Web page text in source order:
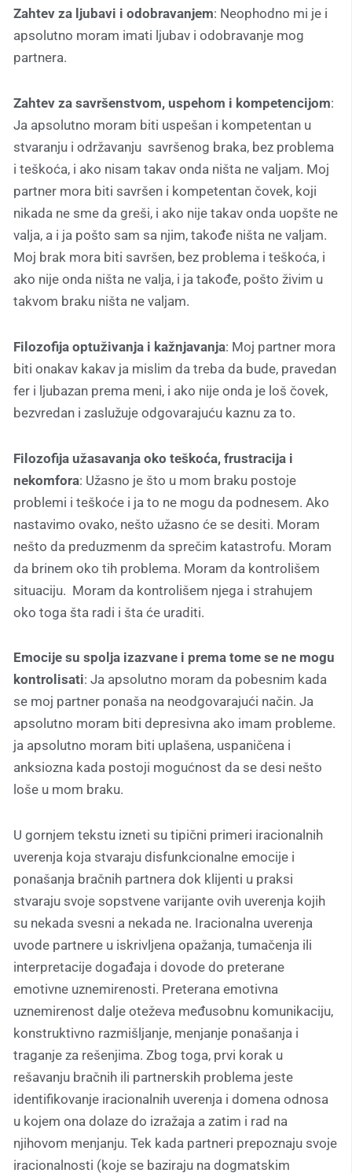
Zahtev za ljubavi i odobravanjem: Neophodno mi je i
apsolutno moram imati ljubav i odobravanje mog
partnera.
Zahtev za savršenstvom, uspehom i kompetencijom:
Ja apsolutno moram biti uspešan i kompetentan u
stvaranju i održavanju savršenog braka, bez problema
i teškoća, i ako nisam takav onda ništa ne valjam. Moj
partner mora biti savršen i kompetentan čovek, koji
nikada ne sme da greši, i ako nije takav onda uopšte ne
valja, a i ja pošto sam sa njim, takođe ništa ne valjam.
Moj brak mora biti savršen, bez problema i teškoća, i
ako nije onda ništa ne valja, i ja takođe, pošto živim u
takvom braku ništa ne valjam.
Filozofija optuživanja i kažnjavanja: Moj partner mora
biti onakav kakav ja mislim da treba da bude, pravedan
fer i ljubazan prema meni, i ako nije onda je loš čovek,
bezvredan i zaslužuje odgovarajuću kaznu za to.
Filozofija užasavanja oko teškoća, frustracija i
nekomfora: Užasno je što u mom braku postoje
problemi i teškoće i ja to ne mogu da podnesem. Ako
nastavimo ovako, nešto užasno će se desiti. Moram
nešto da preduzmenm da sprečim katastrofu. Moram
da brinem oko tih problema. Moram da kontrolišem
situaciju. Moram da kontrolišem njega i strahujem
oko toga šta radi i šta će uraditi.
Emocije su spolja izazvane i prema tome se ne mogu
kontrolisati: Ja apsolutno moram da pobesnim kada
se moj partner ponaša na neodgovarajući način. Ja
apsolutno moram biti depresivna ako imam probleme.
ja apsolutno moram biti uplašena, uspaničena i
anksiozna kada postoji mogućnost da se desi nešto
loše u mom braku.
U gornjem tekstu izneti su tipični primeri iracionalnih
uverenja koja stvaraju disfunkcionalne emocije i
ponašanja bračnih partnera dok klijenti u praksi
stvaraju svoje sopstvene varijante ovih uverenja kojih
su nekada svesni a nekada ne. Iracionalna uverenja
uvode partnere u iskrivljena opažanja, tumačenja ili
interpretacije događaja i dovode do preterane
emotivne uznemirenosti. Preterana emotivna
uznemirenost dalje oteževa međusobnu komunikaciju,
konstruktivno razmišljanje, menjanje ponašanja i
traganje za rešenjima. Zbog toga, prvi korak u
rešavanju bračnih ili partnerskih problema jeste
identifikovanje iracionalnih uverenja i domena odnosa
u kojem ona dolaze do izražaja a zatim i rad na
njihovom menjanju. Tek kada partneri prepoznaju svoje
iracionalnosti (koje se baziraju na dogmatskim